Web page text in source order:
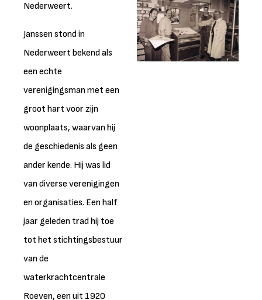
Nederweert.
Janssen stond in
Nederweert bekend als
een echte
verenigingsman met een
groot hart voor zijn
woonplaats, waarvan hij
de geschiedenis als geen
ander kende. Hij was lid
van diverse verenigingen
en organisaties. Een half
jaar geleden trad hij toe
tot het stichtingsbestuur
van de
waterkrachtcentrale
Roeven, een uit 1920